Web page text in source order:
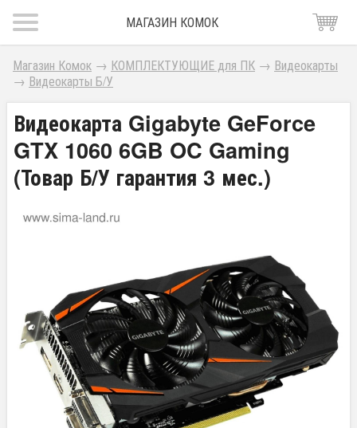
МАГАЗИН КОМОК
Магазин Комок → КОМПЛЕКТУЮЩИЕ для ПК → Видеокарты
→ Видеокарты Б/У
Видеокарта Gigabyte GeForce
GTX 1060 6GB OC Gaming
(Товар Б/У гарантия 3 мес.)